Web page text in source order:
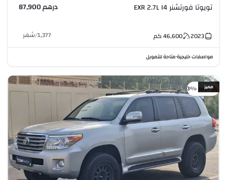
تويوتا فورتشنر EXR 2.7L I4 درهم 87,900
2023
46,600كم 1,377
/شهر
مواصفات خليجية•متاحة للتمويل
خصم %3مميز